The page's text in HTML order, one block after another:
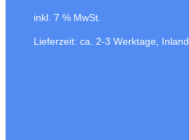
inkl. 7 % MwSt.
Lieferzeit: ca. 2-3 Werktage, Inland